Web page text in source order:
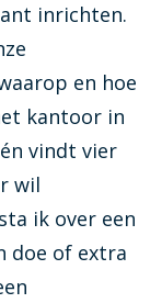
inrichten.
en hoe
kantoor in
vindt vier
wil
ik over een
doe of extra